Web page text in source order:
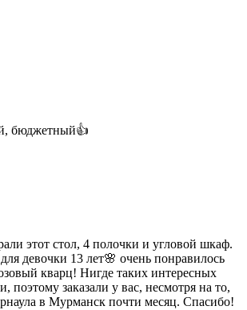
бюджетный👍
этот стол, 4 полочки и угловой шкаф.
девочки 13 лет🌸 очень понравилось
кварц! Нигде таких интересных
поэтому заказали у вас, несмотря на то,
в Мурманск почти месяц. Спасибо!